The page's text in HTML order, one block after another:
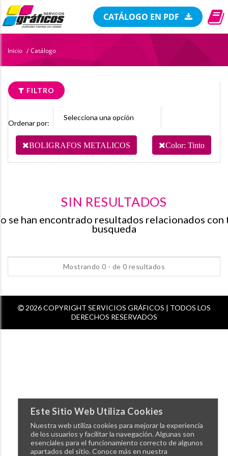
CATÁLOGO EN PDF
Inicio / Catálogo
Este Sitio Web Utiliza Cookies
Nuestra web utiliza cookies para mejorar la experiencia
de los usuarios y facilitar la navegación. Algunas son
esenciales para el funcionamiento correcto de algunos
apartados del sitio. Conoce más en nuestra
FILTRO
Ordenar por:
BOLIGRAFOS METALICOS Color: Tinto
SIN RESULTADOS
se han encontrado resultados relacionados con
busqueda
Mostrando 0 - de 0 resultados
2026 COPYRIGHT SERVICIOS GRÁFICOS | TODOS LOS
DERECHOS RESERVADOS